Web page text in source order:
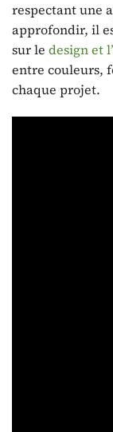
respectant une
approfondir, il
sur le design et
entre couleurs,
chaque projet.